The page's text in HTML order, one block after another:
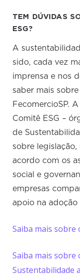
TEM DÚVIDAS
ESG?
A
sido, cada vez
imprensa e nos
saber mais
FecomercioSP.
Comitê ESG –
de
sobre
acordo com os
social e
empresas
apoio na adoção
Saiba mais sobre
Saiba mais sobre
Sustentabilidade